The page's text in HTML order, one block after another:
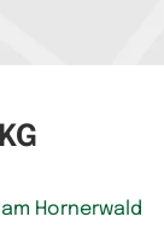
Hornerwald